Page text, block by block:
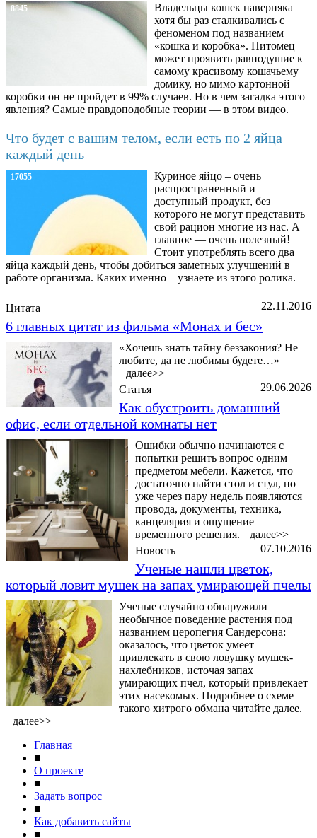
8845
Владельцы кошек наверняка
хотя бы раз сталкивались с
феноменом под названием
«кошка и коробка». Питомец
может проявить равнодушие к
самому красивому кошачьему
домику, но мимо картонной
коробки он не пройдет в 99% случаев. Но в чем загадка этого
явления? Самые правдоподобные теории — в этом видео.
Что будет с вашим телом, если есть по 2 яйца
каждый день
17055
Куриное яйцо – очень
распространенный и
доступный продукт, без
которого не могут представить
свой рацион многие из нас. А
главное — очень полезный!
Стоит употреблять всего два
яйца каждый день, чтобы добиться заметных улучшений в
работе организма. Каких именно – узнаете из этого ролика.
22.11.2016
Цитата
6 главных цитат из фильма «Монах и бес»
«Хочешь знать тайну беззакония? Не
любите, да не любимы будете…»
далее>>
29.06.2026
Статья
Как обустроить домашний
офис, если отдельной комнаты нет
Ошибки обычно начинаются с
попытки решить вопрос одним
предметом мебели. Кажется, что
достаточно найти стол и стул, но
уже через пару недель появляются
провода, документы, техника,
канцелярия и ощущение
временного решения.
далее>>
07.10.2016
Новость
Ученые нашли цветок,
который ловит мушек на запах умирающей пчелы
Ученые случайно обнаружили
необычное поведение растения под
названием церопегия Сандерсона:
оказалось, что цветок умеет
привлекать в свою ловушку мушек-
нахлебников, источая запах
умирающих пчел, который привлекает
этих насекомых. Подробнее о схеме
такого хитрого обмана читайте далее.
далее>>
Главная
■
О проекте
■
Задать вопрос
■
Как добавить сайты
■